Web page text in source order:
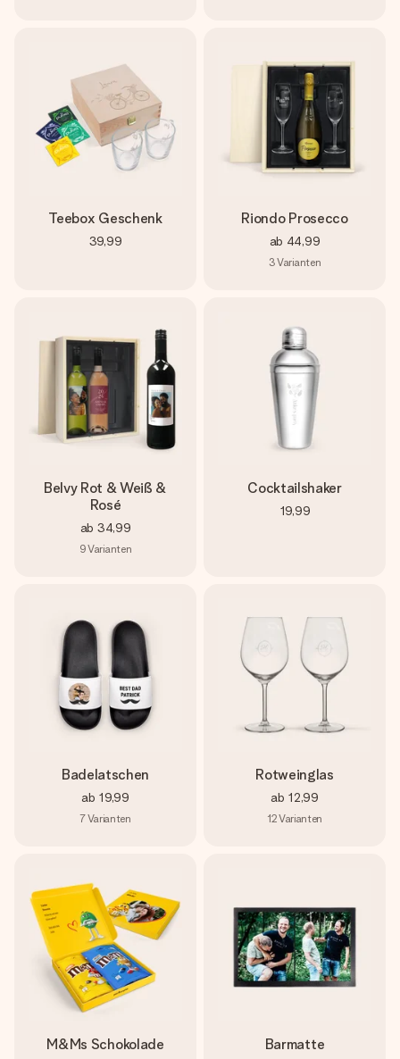
Teebox Geschenk
39,99
Riondo Prosecco
ab 44,99
3Varianten
Belvy Rot & Weiß &
Rosé
ab 34,99
9Varianten
Cocktailshaker
19,99
Badelatschen
ab 19,99
7Varianten
Rotweinglas
ab 12,99
12Varianten
M&Ms Schokolade Barmatte